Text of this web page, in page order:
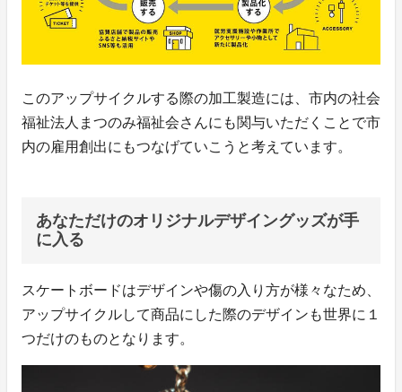
このアップサイクルする際の加工製造には、市内の社会
福祉法人まつのみ福祉会さんにも関与いただくことで市
内の雇用創出にもつなげていこうと考えています。
あなただけのオリジナルデザイングッズが手
に入る
スケートボードはデザインや傷の入り方が様々なため、
アップサイクルして商品にした際のデザインも世界に１
つだけのものとなります。